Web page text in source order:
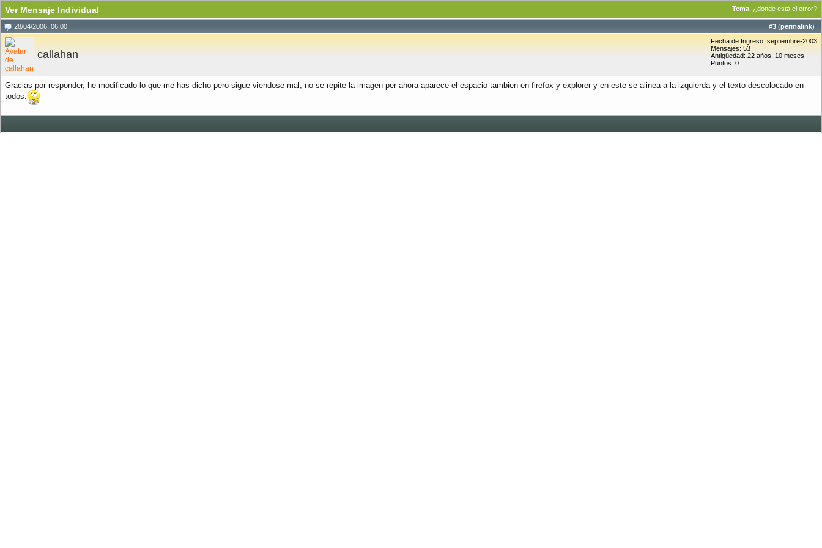
Tema: ¿donde está el error?
Ver Mensaje Individual
#3 (permalink)
28/04/2006, 06:00
callahan
Fecha de Ingreso: septiembre-2003
Mensajes: 53
Antigüedad: 22 años, 10 meses
Puntos: 0
Gracias por responder, he modificado lo que me has dicho pero sigue viendose mal, no se repite la imagen per ahora aparece el espacio tambien en firefox y explorer y en este se alinea a la izquierda y el texto descolocado en
todos.